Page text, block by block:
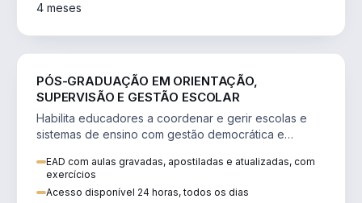
4 meses
PÓS-GRADUAÇÃO EM ORIENTAÇÃO,
SUPERVISÃO E GESTÃO ESCOLAR
Habilita educadores a coordenar e gerir escolas e
sistemas de ensino com gestão democrática e
EAD com aulas gravadas, apostiladas e atualizadas, com
exercícios
Acesso disponível 24 horas, todos os dias